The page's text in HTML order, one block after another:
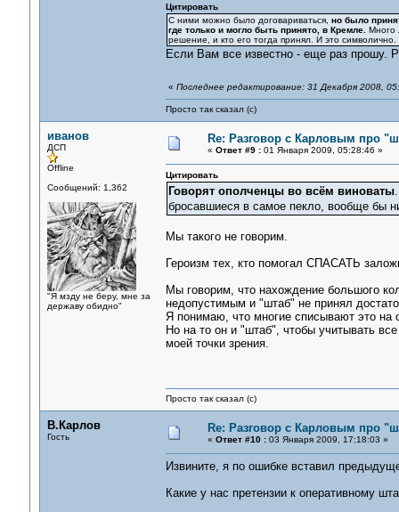
Цитировать
С ними можно было договариваться, но было
где только и могло быть принято, в Кремле. Много
решение, и кто его тогда принял. И это символично.
Если Вам все известно - еще раз прошу.
« Последнее редактирование: 31 Декабря 2008,
Просто так сказал (с)
иванов
ДСП
Offline
Сообщений: 1,362
"Я мзду не беру, мне за
державу обидно"
Re: Разговор с Карловым про
« Ответ #9 :01 Января 2009, 05:28:46 »
Цитировать
Говорят ополченцы во всём виноваты
бросавшиеся в самое пекло, вообще бы
Мы такого не говорим.
Героизм тех, кто помогал СПАСАТЬ
Мы говорим, что нахождение большого
недопустимым и "штаб" не принял
Я понимаю, что многие списывают это на
Но на то он и "штаб", чтобы учитывать
моей точки зрения.
Просто так сказал (с)
В.Карлов
Гость
Re: Разговор с Карловым про
« Ответ #10 :03 Января 2009, 17:18:03 »
Извините, я по ошибке вставил
Какие у нас претензии к оперативному